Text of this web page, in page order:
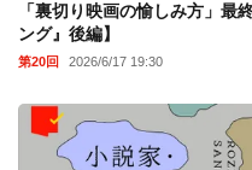
「裏切り映画の愉しみ方」最
ング』後編】
第20回 2026/6/17 19:30